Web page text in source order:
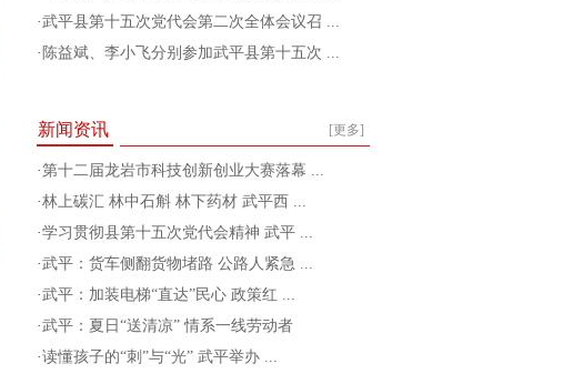
·武平县第十五次党代会第二次全体会议召 ...
· 陈益斌、李小飞分别参加武平县第十五次 ...
[更多]
新闻资讯
·第十二届龙岩市科技创新创业大赛落幕 ...
·林上碳汇 林中石斛 林下药材 武平西 ...
·学习贯彻县第十五次党代会精神 武平 ...
·武平：货车侧翻货物堵路 公路人紧急 ...
·武平：加装电梯“直达”民心 政策红 ...
·武平：夏日“送清凉” 情系一线劳动者
·读懂孩子的“刺”与“光” 武平举办 ...